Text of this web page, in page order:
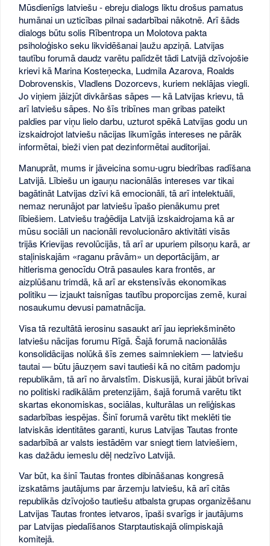
Mūsdienīgs latviešu - ebreju dialogs liktu drošus pamatus
humānai un uzticības pilnai sadarbībai nākotnē. Arī šāds
dialogs būtu solis Rībentropa un Molotova pakta
psiholoģisko seku likvidēšanai ļaužu apziņā. Latvijas
tautību forumā daudz varētu palīdzēt tādi Latvijā dzīvojošie
krievi kā Marina Kosteņecka, Ludmila Azarova, Roalds
Dobrovenskis, Vladlens Dozorcevs, kuriem neklājas viegli.
Jo viņiem jāizjūt divkāršas sāpes — kā Latvijas krievu, tā
arī latviešu sāpes. No šīs tribīnes man gribas pateikt
paldies par viņu lielo darbu, uzturot spēkā Latvijas godu un
izskaidrojot latviešu nācijas likumīgās intereses ne pārāk
informētai, bieži vien pat dezinformētai auditorijai.
Manuprāt, mums ir jāveicina somu-ugru biedrības radīšana
Latvijā. Lībiešu un igauņu nacionālās intereses var tikai
bagātināt Latvijas dzīvi kā emocionāli, tā arī intelektuāli,
nemaz nerunājot par latviešu īpašo pienākumu pret
lībiešiem. Latviešu traģēdija Latvijā izskaidrojama kā ar
mūsu sociāli un nacionāli revolucionāro aktivitāti visās
trijās Krievijas revolūcijās, tā arī ar upuriem pilsoņu karā, ar
staļiniskajām «raganu prāvām» un deportācijām, ar
hitlerisma genocīdu Otrā pasaules kara frontēs, ar
aizplūšanu trimdā, kā arī ar ekstensīvās ekonomikas
politiku — izjaukt taisnīgas tautību proporcijas zemē, kurai
nosaukumu devusi pamatnācija.
Visa tā rezultātā ierosinu sasaukt arī jau iepriekšminēto
latviešu nācijas forumu Rīgā. Šajā forumā nacionālās
konsolidācijas nolūkā šīs zemes saimniekiem — latviešu
tautai — būtu jāuzņem savi tautieši kā no citām padomju
republikām, tā arī no ārvalstīm. Diskusijā, kurai jābūt brīvai
no politiski radikālām pretenzijām, šajā forumā varētu tikt
skartas ekonomiskas, sociālas, kulturālas un reliģiskas
sadarbības iespējas. Šinī forumā varētu tikt meklēti tie
latviskās identitātes garanti, kurus Latvijas Tautas fronte
sadarbībā ar valsts iestādēm var sniegt tiem latviešiem,
kas dažādu iemeslu dēļ nedzīvo Latvijā.
Var būt, ka šinī Tautas frontes dibināšanas kongresā
izskatāms jautājums par ārzemju latviešu, kā arī citās
republikās dzīvojošo tautiešu atbalsta grupas organizēšanu
Latvijas Tautas frontes ietvaros, īpaši svarīgs ir jautājums
par Latvijas piedalīšanos Starptautiskajā olimpiskajā
komitejā.